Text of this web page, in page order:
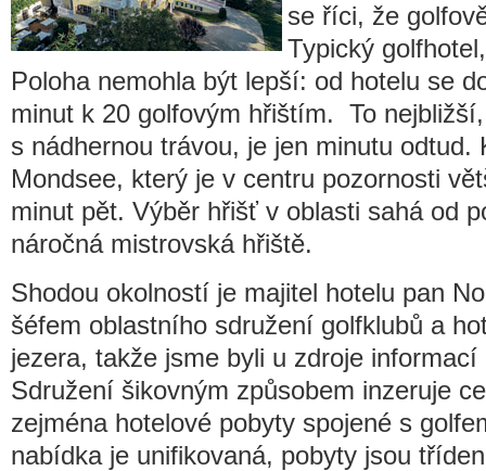
se říci, že
Typický
Poloha nemohla být lepší: od hotelu se
minut k 20 golfovým hřištím. To
s nádhernou trávou, je jen minutu odtud.
Mondsee, který je v centru pozornosti
minut pět. Výběr hřišť v oblasti sahá od
náročná mistrovská hřiště.
Shodou okolností je majitel hotelu pan
šéfem oblastního sdružení golfklubů a
jezera, takže jsme byli u zdroje
Sdružení šikovným způsobem inzeruje
zejména hotelové pobyty spojené s
nabídka je unifikovaná, pobyty jsou